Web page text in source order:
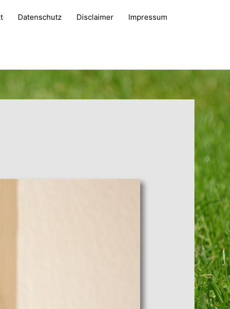
Datenschutz Disclaimer Impressum